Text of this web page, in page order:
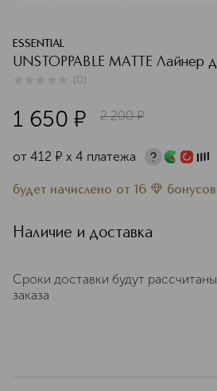
ESSENTIAL
UNSTOPPABLE MATTE Лайнер
(0)
1 650 ¤ 2 200 ¤
от 412 ¤ х 4 платежа
будет начислено от 16 бонусов
Наличие и доставка
Сроки доставки будут
заказа